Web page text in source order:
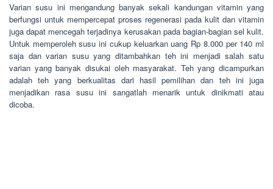
Varian susu ini mengandung banyak sekali kandungan vitamin yang
berfungsi untuk mempercepat proses regenerasi pada kulit dan vitamin
juga dapat mencegah terjadinya kerusakan pada bagian-bagian sel kulit.
Untuk memperoleh susu ini cukup keluarkan uang Rp 8.000 per 140 ml
saja dan varian susu yang ditambahkan teh ini menjadi salah satu
varian yang banyak disukai oleh masyarakat. Teh yang dicampurkan
adalah teh yang berkualitas dari hasil pemilihan dan teh ini juga
menjadikan rasa susu ini sangatlah menarik untuk dinikmati atau
dicoba.